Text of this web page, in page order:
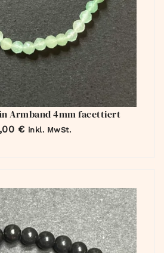
Armband 4mm facettiert
€ inkl. MwSt.